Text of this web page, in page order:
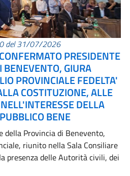
del 31/07/2026
PRESIDENTE
GIURA
PROVINCIALE FEDELTA'
COSTITUZIONE, ALLE
DELLA
BENE
della Provincia di Benevento,
riunito nella Sala Consiliare
presenza delle Autorità civili, dei